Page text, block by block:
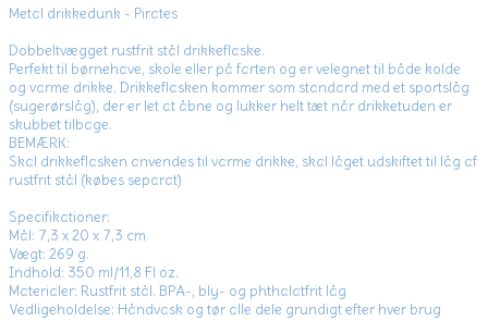
Metal drikkedunk - Pirates
Dobbeltvægget rustfrit stål drikkeflaske.
Perfekt til børnehave, skole eller på farten og er velegnet til både kolde
og varme drikke. Drikkeflasken kommer som standard med et sportslåg
(sugerørslåg), der er let at åbne og lukker helt tæt når drikketuden er
skubbet tilbage.
BEMÆRK:
Skal drikkeflasken anvendes til varme drikke, skal låget udskiftet til låg af
rustfrit stål (købes separat)
Specifikationer:
Mål: 7,3 x 20 x 7,3 cm
Vægt: 269 g.
Indhold: 350 ml/11,8 Fl oz.
Materialer: Rustfrit stål. BPA-, bly- og phthalatfrit låg
Vedligeholdelse: Håndvask og tør alle dele grundigt efter hver brug